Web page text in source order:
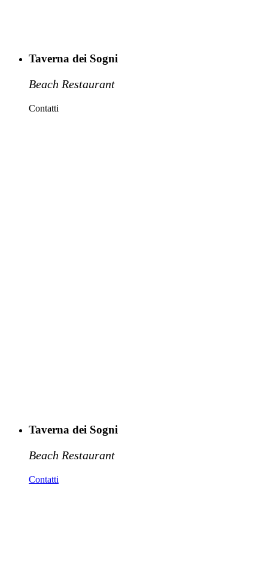
Taverna dei Sogni
Beach Restaurant
Contatti
Taverna dei Sogni
Beach Restaurant
Contatti